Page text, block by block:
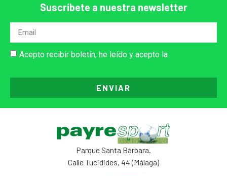
Suscríbete a nuestra newsletter
Acepto recibir boletín, he leído y acepto la
ENVIAR
Parque Santa Bárbara.
Calle Tucidides, 44 (Málaga)